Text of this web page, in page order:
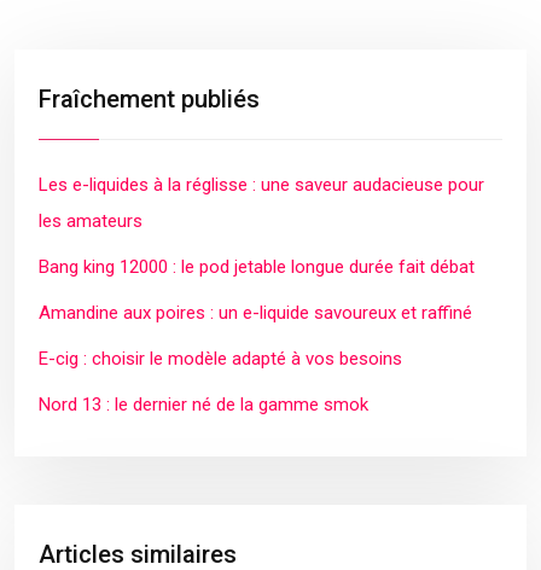
Fraîchement publiés
Les e-liquides à la réglisse : une saveur audacieuse pour
les amateurs
Bang king 12000 : le pod jetable longue durée fait débat
Amandine aux poires : un e-liquide savoureux et raffiné
E-cig : choisir le modèle adapté à vos besoins
Nord 13 : le dernier né de la gamme smok
Articles similaires